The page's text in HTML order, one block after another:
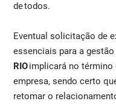
de todos.
Eventual solicitação de
essenciais para a
RIOimplicará no
empresa, sendo certo
retomar o